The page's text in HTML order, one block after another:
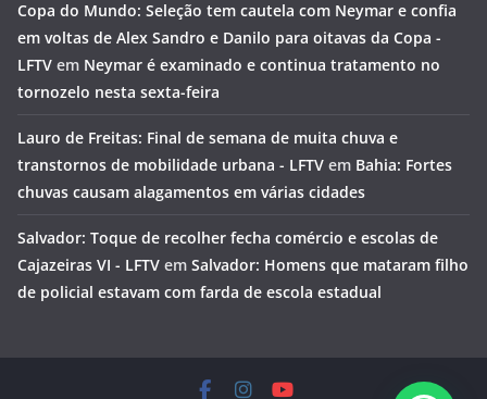
Copa do Mundo: Seleção tem cautela com Neymar e confia
em voltas de Alex Sandro e Danilo para oitavas da Copa -
LFTV em Neymar é examinado e continua tratamento no
tornozelo nesta sexta-feira
Lauro de Freitas: Final de semana de muita chuva e
transtornos de mobilidade urbana - LFTV em Bahia: Fortes
chuvas causam alagamentos em várias cidades
Salvador: Toque de recolher fecha comércio e escolas de
Cajazeiras VI - LFTV em Salvador: Homens que mataram filho
de policial estavam com farda de escola estadual